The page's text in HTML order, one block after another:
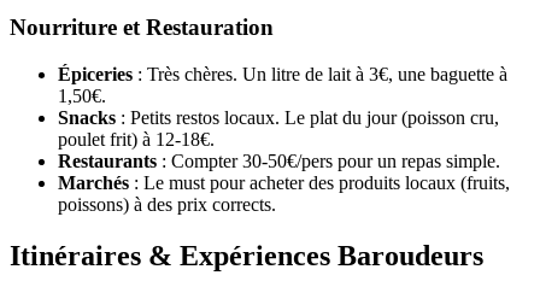
Nourriture et Restauration
Épiceries : Très chères. Un litre de lait à 3€, une baguette à
1,50€.
Snacks : Petits restos locaux. Le plat du jour (poisson cru,
poulet frit) à 12-18€.
Restaurants : Compter 30-50€/pers pour un repas simple.
Marchés : Le must pour acheter des produits locaux (fruits,
poissons) à des prix corrects.
Itinéraires & Expériences Baroudeurs